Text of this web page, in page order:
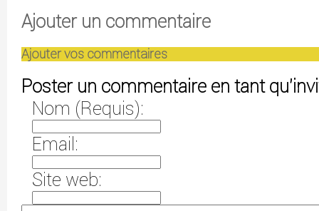
Ajouter un commentaire
Ajouter vos commentaires
Poster un commentaire en tant
Nom (Requis):
Email:
Site web: